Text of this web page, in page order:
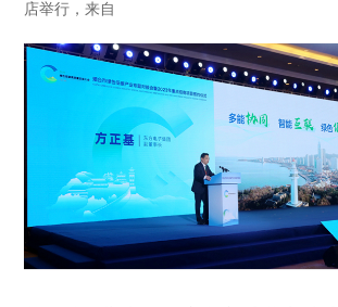
店举行，来自